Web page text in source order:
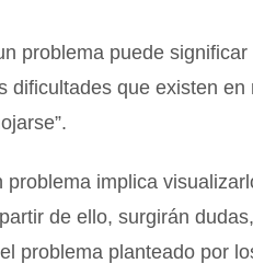
problema puede significar
dificultades que existen
problema implica
de ello, surgirán
problema planteado por